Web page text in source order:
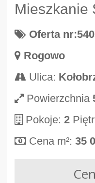
Mieszkanie
Oferta
Rogowo
Ulica:
Powierzchnia
Pokoje: 2
Cena m²: 35